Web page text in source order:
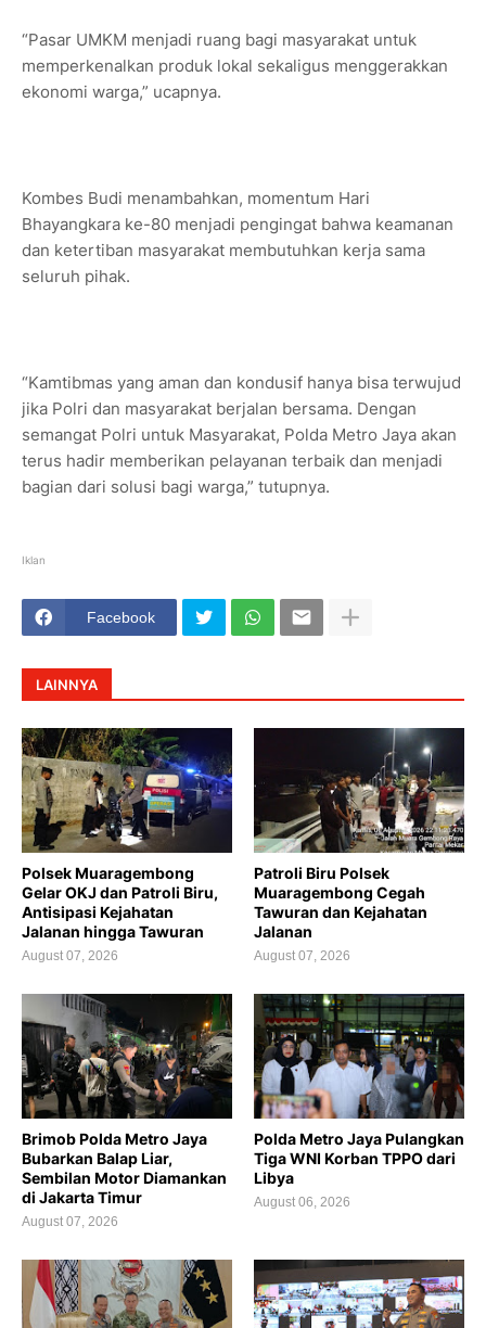
“Pasar UMKM menjadi ruang bagi masyarakat untuk
memperkenalkan produk lokal sekaligus menggerakkan
ekonomi warga,” ucapnya.
Kombes Budi menambahkan, momentum Hari
Bhayangkara ke-80 menjadi pengingat bahwa keamanan
dan ketertiban masyarakat membutuhkan kerja sama
seluruh pihak.
“Kamtibmas yang aman dan kondusif hanya bisa terwujud
jika Polri dan masyarakat berjalan bersama. Dengan
semangat Polri untuk Masyarakat, Polda Metro Jaya akan
terus hadir memberikan pelayanan terbaik dan menjadi
bagian dari solusi bagi warga,” tutupnya.
Iklan
Facebook
LAINNYA
Polsek Muaragembong
Gelar OKJ dan Patroli Biru,
Antisipasi Kejahatan
Jalanan hingga Tawuran
August 07, 2026
Patroli Biru Polsek
Muaragembong Cegah
Tawuran dan Kejahatan
Jalanan
August 07, 2026
Brimob Polda Metro Jaya
Bubarkan Balap Liar,
Sembilan Motor Diamankan
di Jakarta Timur
August 07, 2026
Polda Metro Jaya Pulangkan
Tiga WNI Korban TPPO dari
Libya
August 06, 2026